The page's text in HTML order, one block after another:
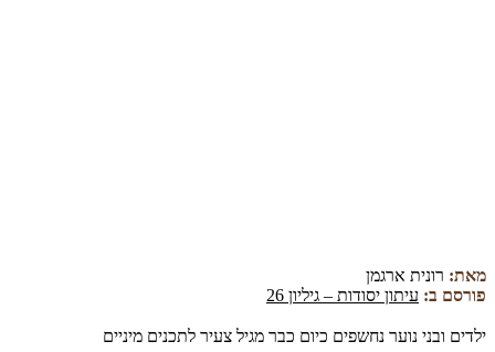
מאת: רונית ארגמן
פורסם ב: עיתון יסודות – גיליון 26
ילדים ובני נוער נחשפים כיום כבר מגיל צעיר לתכנים מיניים